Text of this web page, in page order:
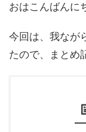
おはこんばんに
今回は、我なが
たので、まとめ